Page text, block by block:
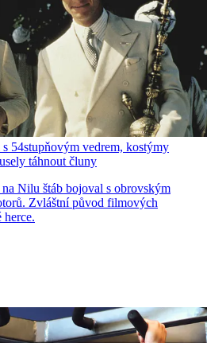
54stupňovým vedrem, kostýmy
táhnout čluny
Nilu štáb bojoval s obrovským
Zvláštní původ filmových
herce.